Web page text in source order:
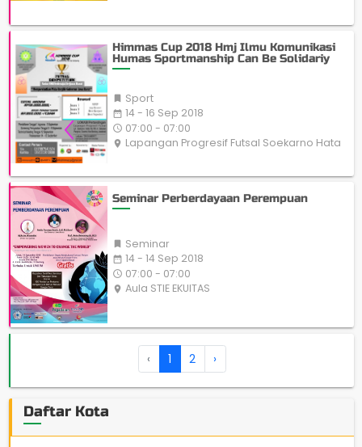
Himmas Cup 2018 Hmj Ilmu Komunikasi
Humas Sportmanship Can Be Solidariy
Sport
date_range 14 - 16 Sep 2018
access_time 07:00 - 07:00
place Lapangan Progresif Futsal Soekarno Hata
Seminar Perberdayaan Perempuan
Seminar
date_range 14 - 14 Sep 2018
access_time 07:00 - 07:00
place Aula STIE EKUITAS
‹ 1 2 ›
Daftar Kota